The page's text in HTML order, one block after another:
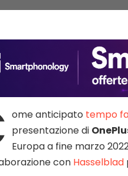
ome anticipato tempo
presentazione di
Europa a fine marzo
con Hasselblad